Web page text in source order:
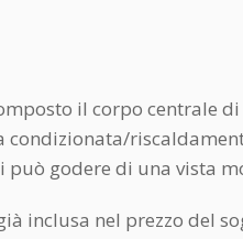
il corpo centrale di
godere di una vista
inclusa nel prezzo del